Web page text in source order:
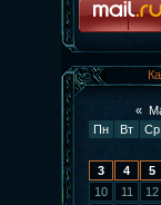
«
Пн
Вт Ср
3
4 5
10
11 12